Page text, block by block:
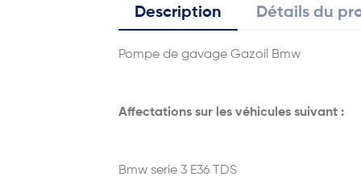
Description Détails du
Pompe de gavage Gazoil Bmw
Affectations sur les véhicules suivant :
Bmw serie 3 E36 TDS